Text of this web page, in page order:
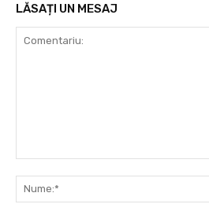
LĂSAȚI UN MESAJ